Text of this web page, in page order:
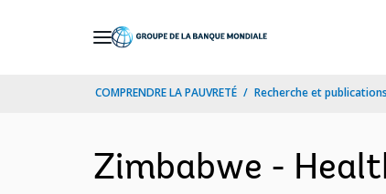
COMPRENDRE LA PAUVRETÉ Recherche et
Zimbabwe -